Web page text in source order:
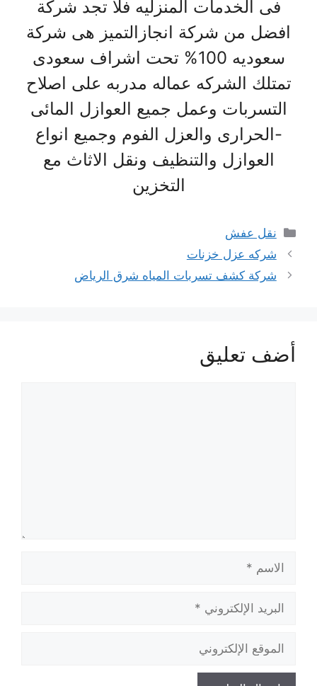
فى الخدمات المنزليه فلا تجد شركة
افضل من شركة انجازالتميز هى شركة
سعوديه 100% تحت اشراف سعودى
تمتلك الشركه عماله مدربه على اصلاح
التسربات وعمل جميع العوازل المائى
-الحرارى والعزل الفوم وجميع انواع
العوازل والتنظيف ونقل الاثاث مع
التخزين
التصنيفات
نقل عفش
شركه عزل خزنات
شركة كشف تسربات المياه شرق الرياض
أضف تعليق
الإلكتروني
الإلكتروني